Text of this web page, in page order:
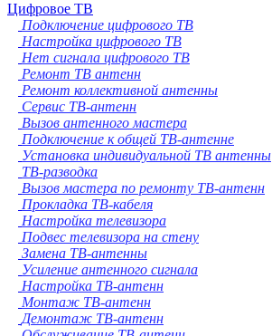
Цифровое ТВ
Подключение цифрового ТВ
Настройка цифрового ТВ
Нет сигнала цифрового ТВ
Ремонт ТВ антенн
Ремонт коллективной антенны
Сервис ТВ-антенн
Вызов антенного мастера
Подключение к общей ТВ-антенне
Установка индивидуальной ТВ антенны
ТВ-разводка
Вызов мастера по ремонту ТВ-антенн
Прокладка ТВ-кабеля
Настройка телевизора
Подвес телевизора на стену
Замена ТВ-антенны
Усиление антенного сигнала
Настройка ТВ-антенн
Монтаж ТВ-антенн
Демонтаж ТВ-антенн